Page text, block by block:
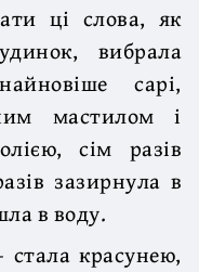
ці слова, як
вибрала
сарі,
мастилом і
сім разів
зазирнула в
в воду.
красунею,